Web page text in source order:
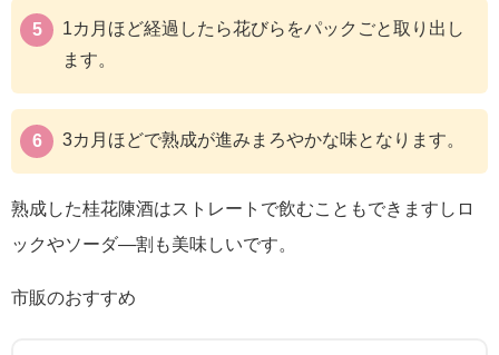
1カ月ほど経過したら花びらをパックごと取り出し
ます。
3カ月ほどで熟成が進みまろやかな味となります。
熟成した桂花陳酒はストレートで飲むこともできますしロ
ックやソーダ―割も美味しいです。
市販のおすすめ